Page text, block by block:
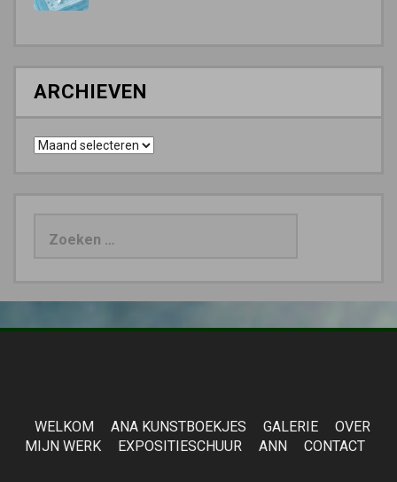
ARCHIEVEN
Archieven
WELKOM ANA KUNSTBOEKJES GALERIE
OVER
MIJN WERK
EXPOSITIESCHUUR ANN CONTACT